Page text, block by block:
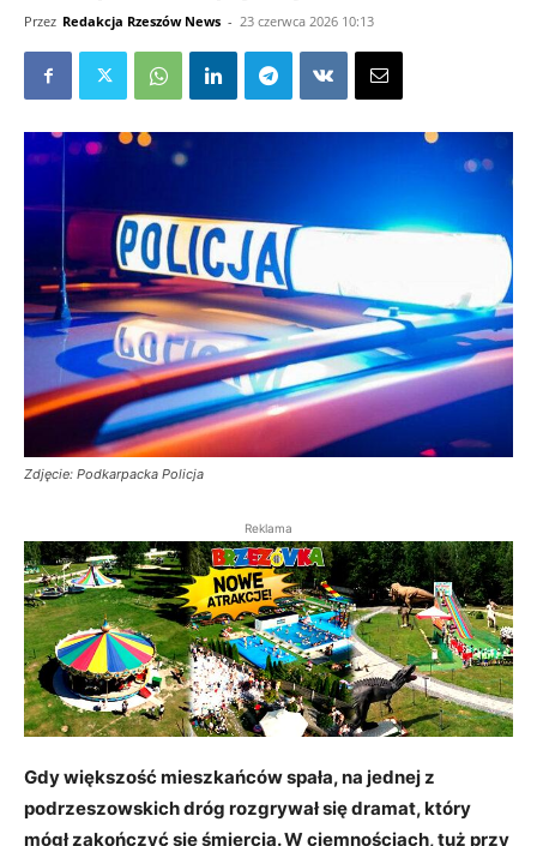
Przez Redakcja Rzeszów News - 23 czerwca 2026 10:13
Zdjęcie: Podkarpacka Policja
Reklama
Gdy większość mieszkańców spała, na jednej z
podrzeszowskich dróg rozgrywał się dramat, który
mógł zakończyć się śmiercią. W ciemnościach, tuż przy